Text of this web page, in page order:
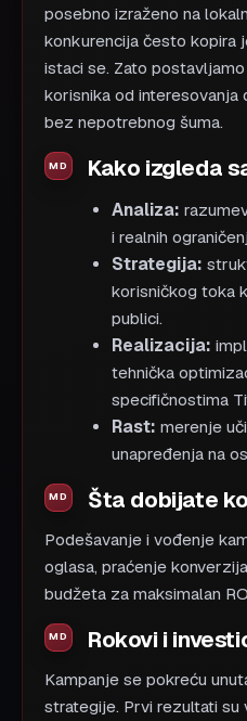
posebno izraženo na
konkurencija često kopira
istaci se. Zato
korisnika od
bez nepotrebnog šuma.
Kako izgleda
Analiza:
i realnih
Strategija:
korisničkog toka
publici.
Realizacija:
tehnička
specifičnostima
Rast: merenje
unapređenja na
Šta dobijate
Podešavanje i vođenje
oglasa, praćenje
budžeta za maksimalan
Rokovi i
Kampanje se pokreću
strategije. Prvi rezultati